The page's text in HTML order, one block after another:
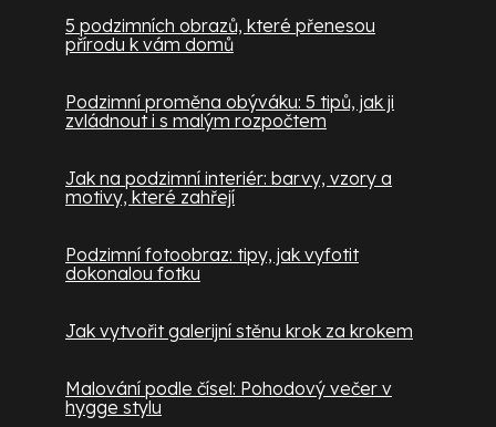
5 podzimních obrazů, které přenesou
přírodu k vám domů
Podzimní proměna obýváku: 5 tipů, jak ji
zvládnout i s malým rozpočtem
Jak na podzimní interiér: barvy, vzory a
motivy, které zahřejí
Podzimní fotoobraz: tipy, jak vyfotit
dokonalou fotku
Jak vytvořit galerijní stěnu krok za krokem
Malování podle čísel: Pohodový večer v
hygge stylu